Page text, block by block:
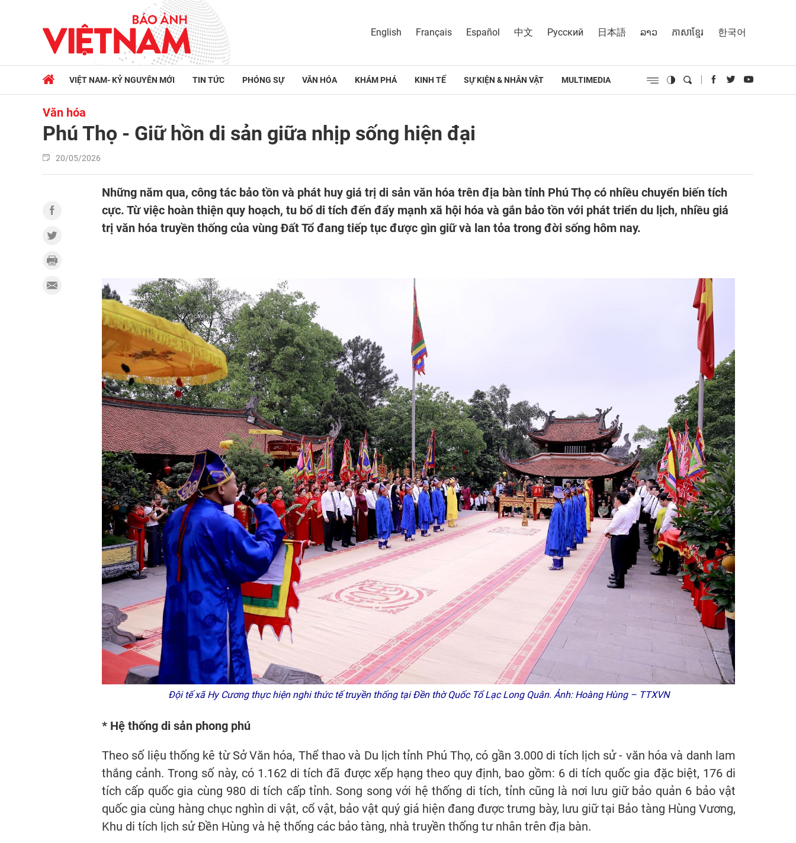
English Français Español 中文 Русский 日本語 ລາວ ភាសាខ្មែរ 한국어
VIỆT NAM- KỶ NGUYÊN MỚI TIN TỨC PHÓNG SỰ VĂN HÓA KHÁM PHÁ KINH TẾ SỰ KIỆN & NHÂN VẬT MULTIMEDIA
Văn hóa
Phú Thọ - Giữ hồn di sản giữa nhịp sống hiện đại
20/05/2026
Những năm qua, công tác bảo tồn và phát huy giá trị di sản văn hóa trên địa bàn tỉnh Phú Thọ có nhiều chuyển biến tích
cực. Từ việc hoàn thiện quy hoạch, tu bổ di tích đến đẩy mạnh xã hội hóa và gắn bảo tồn với phát triển du lịch, nhiều giá
trị văn hóa truyền thống của vùng Đất Tổ đang tiếp tục được gìn giữ và lan tỏa trong đời sống hôm nay.
Đội tế xã Hy Cương thực hiện nghi thức tế truyền thống tại Đền thờ Quốc Tổ Lạc Long Quân. Ảnh: Hoàng Hùng – TTXVN
* Hệ thống di sản phong phú
Theo số liệu thống kê từ Sở Văn hóa, Thể thao và Du lịch tỉnh Phú Thọ, có gần 3.000 di tích lịch sử - văn hóa và danh lam
thắng cảnh. Trong số này, có 1.162 di tích đã được xếp hạng theo quy định, bao gồm: 6 di tích quốc gia đặc biệt, 176 di
tích cấp quốc gia cùng 980 di tích cấp tỉnh. Song song với hệ thống di tích, tỉnh cũng là nơi lưu giữ bảo quản 6 bảo vật
quốc gia cùng hàng chục nghìn di vật, cổ vật, bảo vật quý giá hiện đang được trưng bày, lưu giữ tại Bảo tàng Hùng Vương,
Khu di tích lịch sử Đền Hùng và hệ thống các bảo tàng, nhà truyền thống tư nhân trên địa bàn.